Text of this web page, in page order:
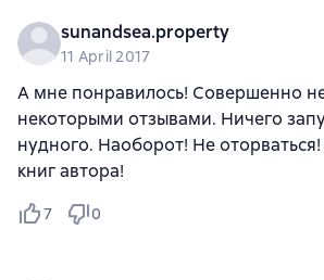
sunandsea.property
11 April 2017
А мне понравилось! Совершенно
некоторыми отзывами. Ничего
нудного. Наоборот! Не
книг автора!
7 0